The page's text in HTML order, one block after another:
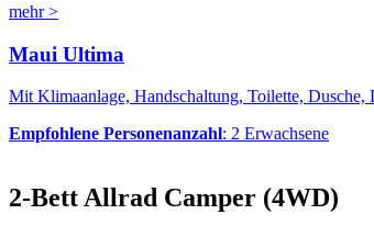
mehr >
Maui Ultima
Mit Klimaanlage, Handschaltung, Toilette,
Empfohlene Personenanzahl: 2 Erwachsene
2-Bett Allrad Camper (4WD)